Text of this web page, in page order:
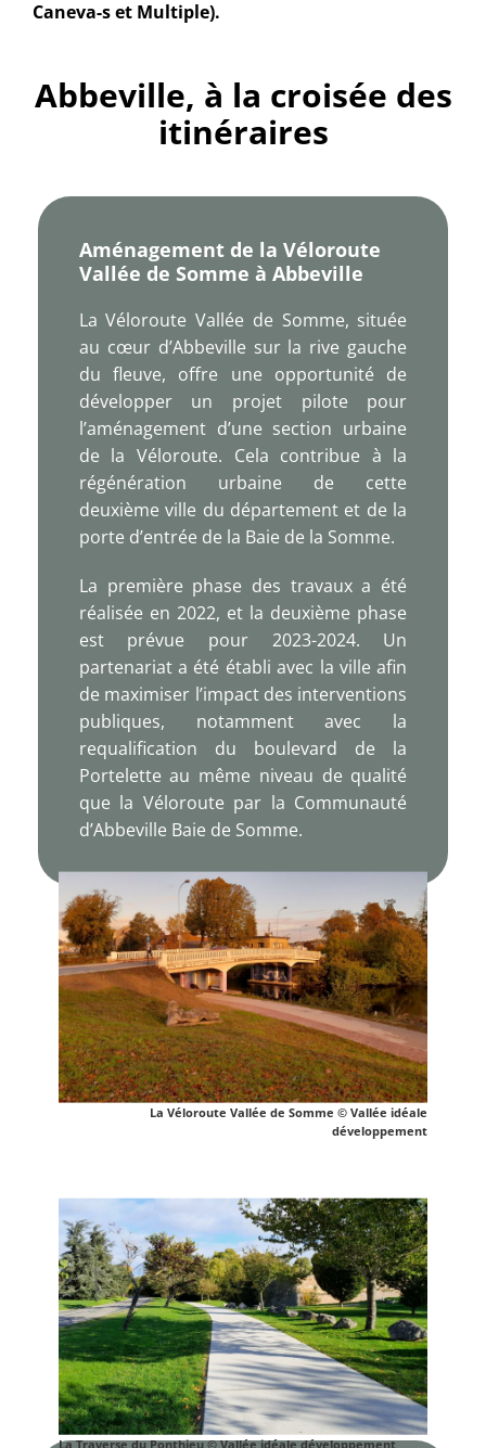
Caneva-s et Multiple).
Abbeville, à la croisée des
itinéraires
Aménagement de la Véloroute
Vallée de Somme à Abbeville
La Véloroute Vallée de Somme, située
au cœur d’Abbeville sur la rive gauche
du fleuve, offre une opportunité de
développer un projet pilote pour
l’aménagement d’une section urbaine
de la Véloroute. Cela contribue à la
régénération urbaine de cette
deuxième ville du département et de la
porte d’entrée de la Baie de la Somme.
La première phase des travaux a été
réalisée en 2022, et la deuxième phase
est prévue pour 2023-2024. Un
partenariat a été établi avec la ville afin
de maximiser l’impact des interventions
publiques, notamment avec la
requalification du boulevard de la
Portelette au même niveau de qualité
que la Véloroute par la Communauté
d’Abbeville Baie de Somme.
La Véloroute Vallée de Somme © Vallée idéale
développement
La Traverse du Ponthieu © Vallée idéale développement